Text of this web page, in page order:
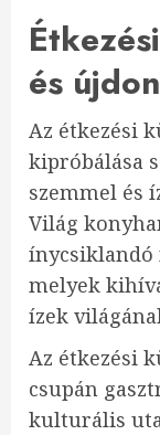
és
Az étkezési
kipróbálása
szemmel és
Világ
ínycsiklandó
melyek
ízek
Az étkezési
csupán
kulturális